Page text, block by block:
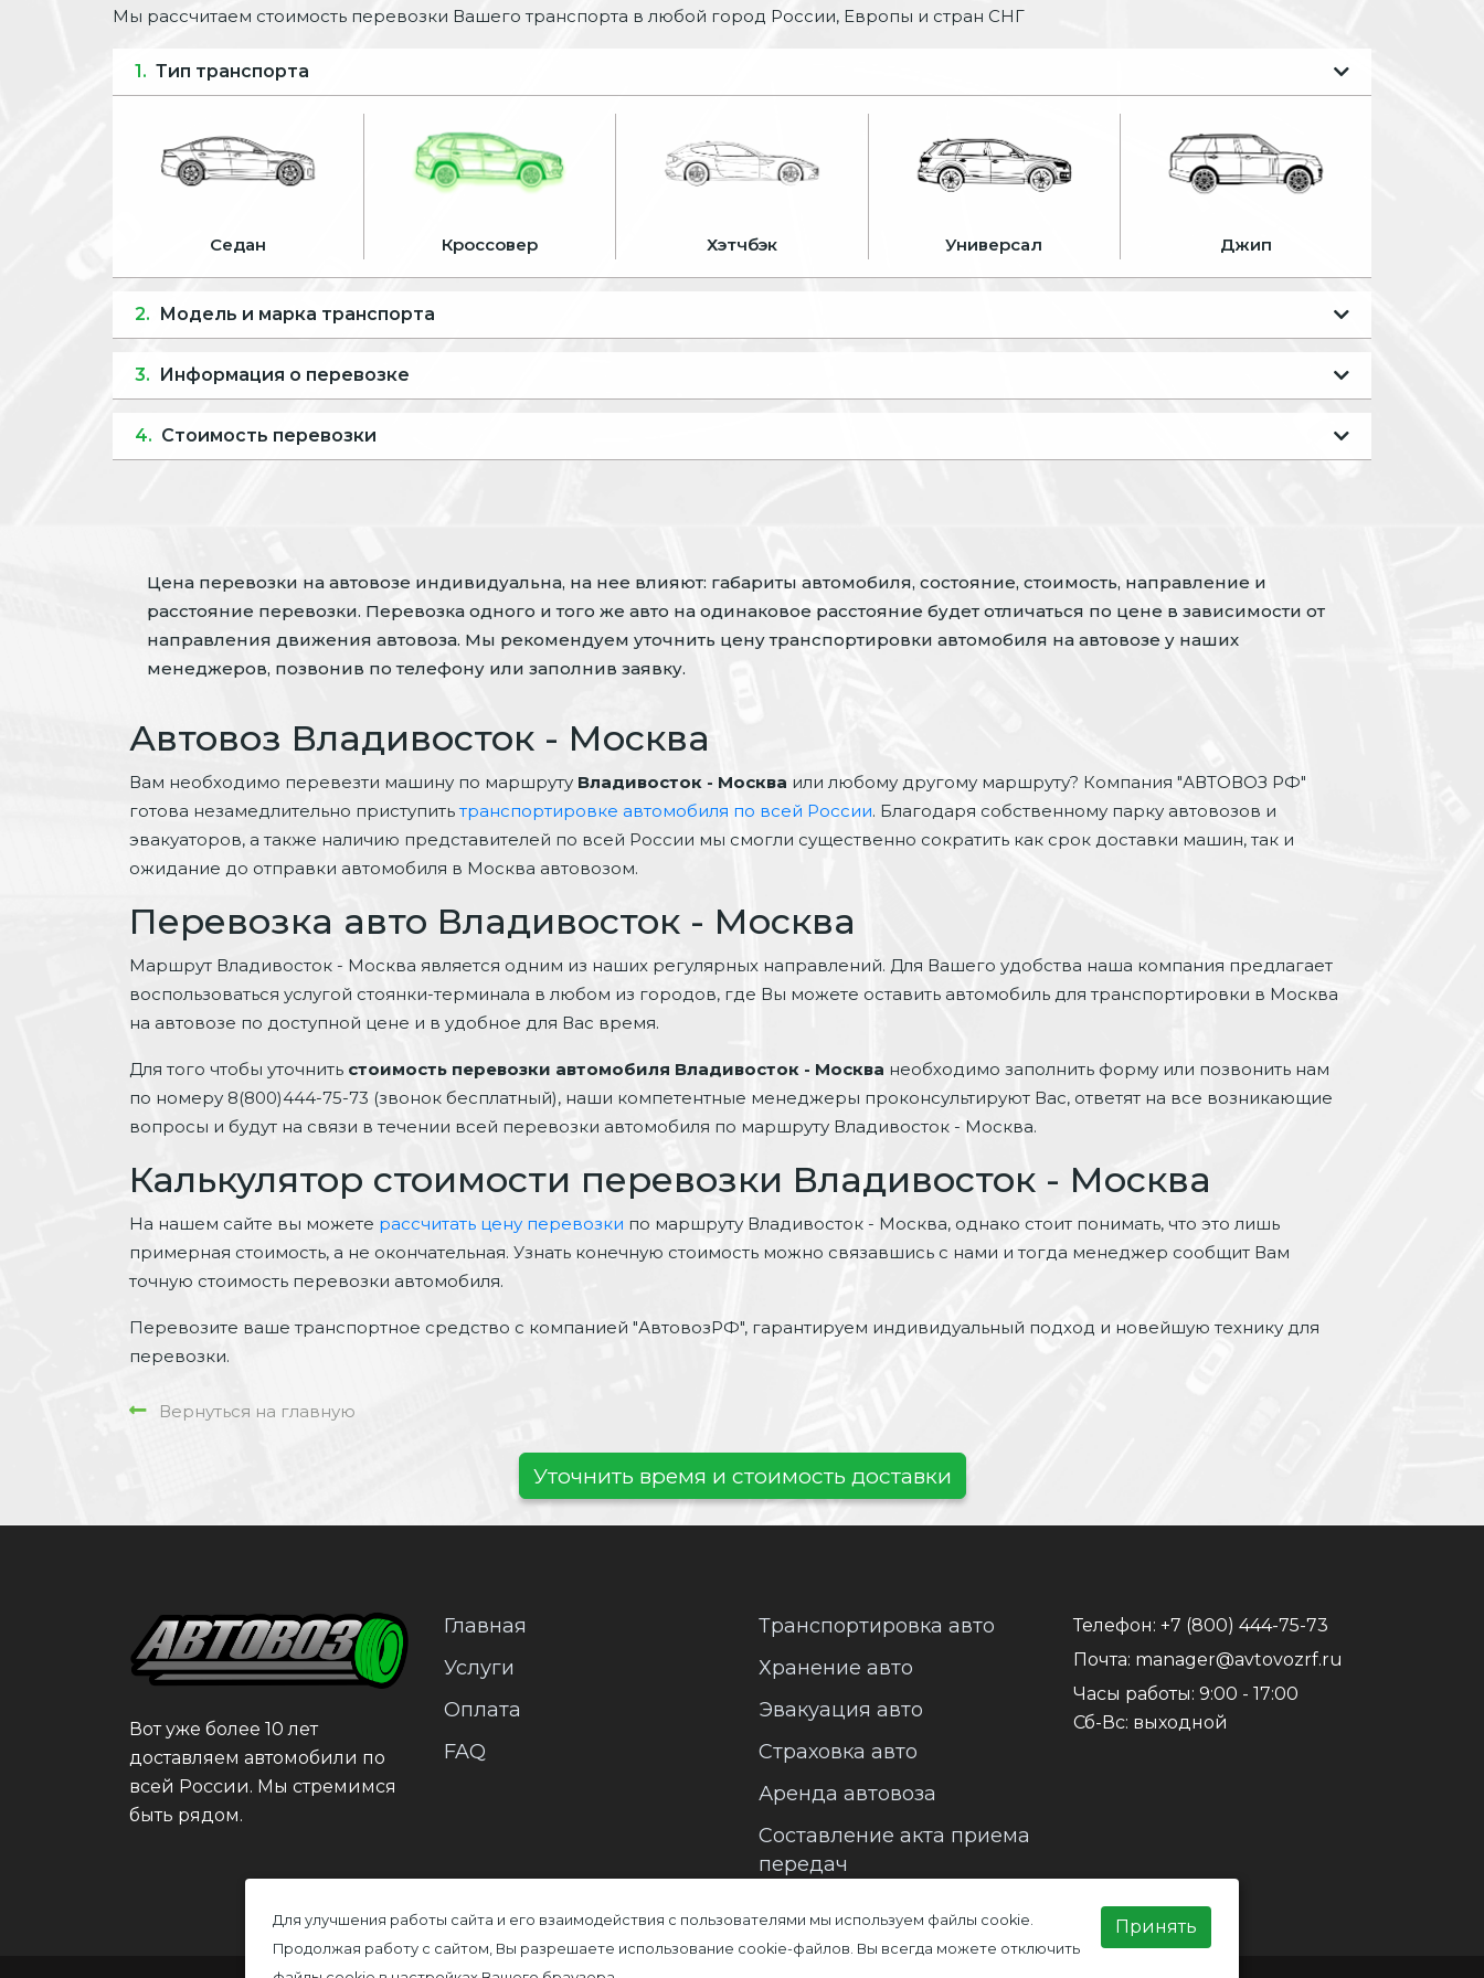
Для улучшения работы сайта и его взаимодействия с пользователями мы используем файлы cookie.
Продолжая работу с сайтом, Вы разрешаете использование cookie-файлов. Вы всегда можете отключить
Принять
Мы рассчитаем стоимость перевозки Вашего транспорта в любой город России, Европы и стран СНГ
1. Тип транспорта
Седан Кроссовер Хэтчбэк Универсал Джип
2. Модель и марка транспорта
3. Информация о перевозке
4. Стоимость перевозки
Цена перевозки на автовозе индивидуальна, на нее влияют: габариты автомобиля, состояние, стоимость, направление и
расстояние перевозки. Перевозка одного и того же авто на одинаковое расстояние будет отличаться по цене в зависимости от
направления движения автовоза. Мы рекомендуем уточнить цену транспортировки автомобиля на автовозе у наших
менеджеров, позвонив по телефону или заполнив заявку.
Автовоз Владивосток - Москва
Вам необходимо перевезти машину по маршруту Владивосток - Москва или любому другому маршруту? Компания "АВТОВОЗ РФ"
готова незамедлительно приступитьтранспортировке автомобиля по всей России. Благодаря собственному парку автовозов и
эвакуаторов, а также наличию представителей по всей России мы смогли существенно сократить как срок доставки машин, так и
ожидание до отправки автомобиля в Москва автовозом.
Перевозка авто Владивосток - Москва
Маршрут Владивосток - Москва является одним из наших регулярных направлений. Для Вашего удобства наша компания предлагает
воспользоваться услугой стоянки-терминала в любом из городов, где Вы можете оставить автомобиль для транспортировки в Москва
на автовозе по доступной цене и в удобное для Вас время.
Для того чтобы уточнить стоимость перевозки автомобиля Владивосток - Москва необходимо заполнить форму или позвонить нам
по номеру 8(800)444-75-73 (звонок бесплатный), наши компетентные менеджеры проконсультируют Вас, ответят на все возникающие
вопросы и будут на связи в течении всей перевозки автомобиля по маршруту Владивосток - Москва.
Калькулятор стоимости перевозки Владивосток - Москва
На нашем сайте вы можете рассчитать цену перевозки по маршруту Владивосток - Москва, однако стоит понимать, что это лишь
примерная стоимость, а не окончательная. Узнать конечную стоимость можно связавшись с нами и тогда менеджер сообщит Вам
точную стоимость перевозки автомобиля.
Перевозите ваше транспортное средство с компанией "АвтовозРФ", гарантируем индивидуальный подход и новейшую технику для
перевозки.
Вернуться на главную
Уточнить время и стоимость доставки
Вот уже более 10 лет
доставляем автомобили по
всей России. Мы стремимся
быть рядом.
Главная
Услуги
Оплата
FAQ
Транспортировка авто
Хранение авто
Эвакуация авто
Страховка авто
Аренда автовоза
Составление акта приема
передач
Телефон: +7 (800) 444-75-73
Почта: manager@avtovozrf.ru
Часы работы: 9:00 - 17:00
Сб-Вс: выходной